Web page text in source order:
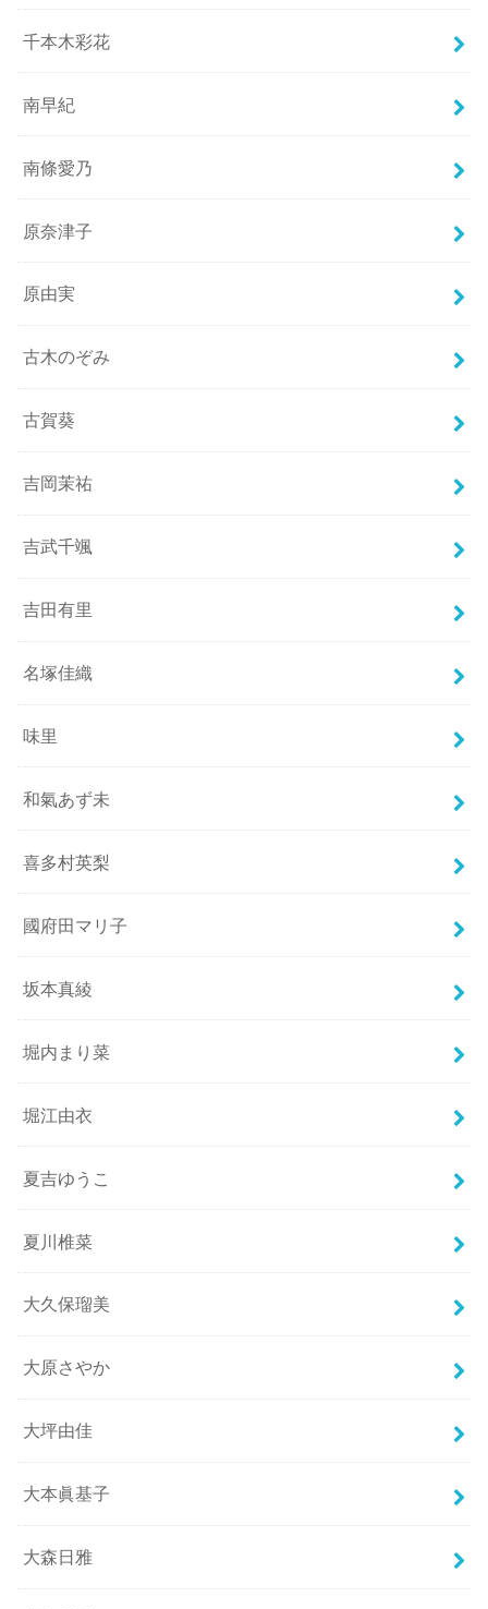
千本木彩花
南早紀
南條愛乃
原奈津子
原由実
古木のぞみ
古賀葵
吉岡茉祐
吉武千颯
吉田有里
名塚佳織
味里
和氣あず未
喜多村英梨
國府田マリ子
坂本真綾
堀内まり菜
堀江由衣
夏吉ゆうこ
夏川椎菜
大久保瑠美
大原さやか
大坪由佳
大本眞基子
大森日雅